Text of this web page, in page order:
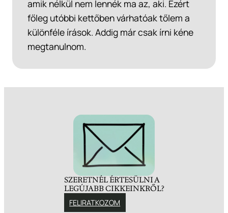
amik nélkül nem lennék ma az, aki. Ezért
főleg utóbbi kettőben várhatóak tőlem a
különféle írások. Addig már csak írni kéne
megtanulnom.
SZERETNÉL ÉRTESÜLNI A
LEGÚJABB CIKKEINKRŐL?
FELIRATKOZOM